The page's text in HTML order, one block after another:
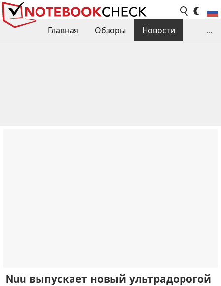
Главная Обзоры
Новости
...
Nuu выпускает новый ультрадорогой